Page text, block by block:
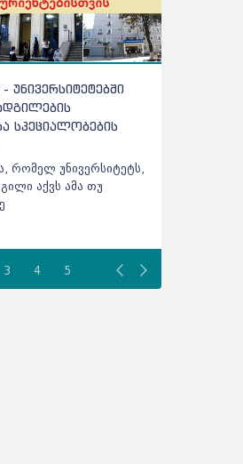
3 4 5
ჩარიცხვებთან დაკავშირებით
სამინისტრო ინფორმაციას
ავრცელებს - დეტალები
ჩარიცხვებთან დაკავშირებით
სამინისტრო ინფორმაციას